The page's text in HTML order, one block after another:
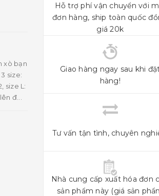
xò bạn
size:
size L:
đ...
Hỗ trợ phí vận chuyển với
đơn hàng, ship toàn quốc
giá 20k
Giao hàng ngay sau khi
hàng!
Tư vấn tận tình, chuyên
Nhà cung cấp xuất hóa đơn
sản phẩm này (giá sản